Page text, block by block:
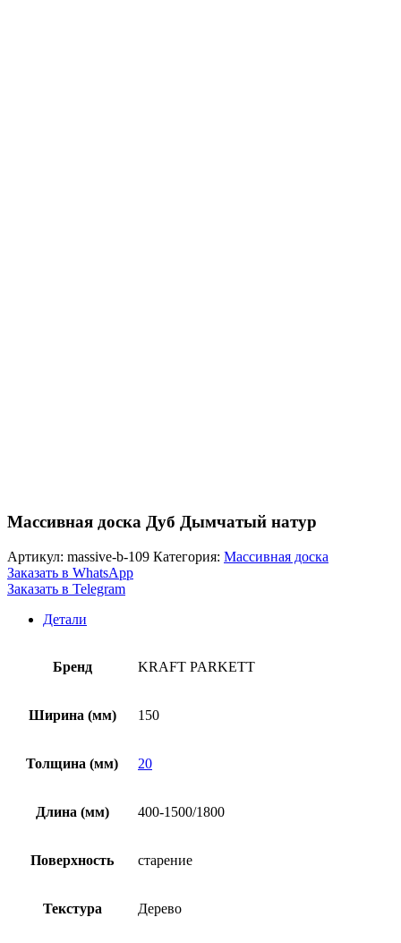
Массивная доска Дуб Дымчатый натур
Артикул: massive-b-109 Категория: Массивная доска
Заказать в WhatsApp
Заказать в Telegram
Детали
Бренд KRAFT PARKETT
Ширина (мм) 150
Толщина (мм) 20
Длина (мм) 400-1500/1800
Поверхность старение
Текстура Дерево